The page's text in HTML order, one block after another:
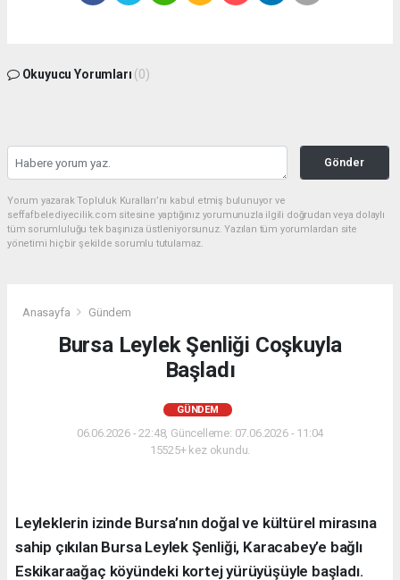
Okuyucu Yorumları (0)
Gönder
Yorum yazarak Topluluk Kuralları’nı kabul etmiş bulunuyor ve
seffafbelediyecilik.com sitesine yaptığınız yorumunuzla ilgili doğrudan veya dolaylı
tüm sorumluluğu tek başınıza üstleniyorsunuz. Yazılan tüm yorumlardan site
yönetimi hiçbir şekilde sorumlu tutulamaz.
Anasayfa Gündem
Bursa Leylek Şenliği Coşkuyla
Başladı
GÜNDEM
06.06.2026 - 22:48, Güncelleme: 07.06.2026 - 11:04
15525+ kez okundu.
Leyleklerin izinde Bursa’nın doğal ve kültürel mirasına
sahip çıkılan Bursa Leylek Şenliği, Karacabey’e bağlı
Eskikaraağaç köyündeki kortej yürüyüşüyle başladı.